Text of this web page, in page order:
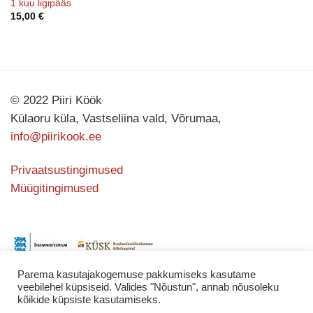
1 kuu ligipääs
15,00 €
© 2022 Piiri Köök
Külaoru küla, Vastseliina vald, Võrumaa,
info@piirikook.ee
Privaatsustingimused
Müügitingimused
Kodulehe valmistasKATING
Parema kasutajakogemuse pakkumiseks kasutame
veebilehel küpsiseid. Valides "Nõustun", annab nõusoleku
kõikide küpsiste kasutamiseks.